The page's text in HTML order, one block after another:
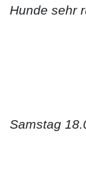
Hunde sehr
Samstag